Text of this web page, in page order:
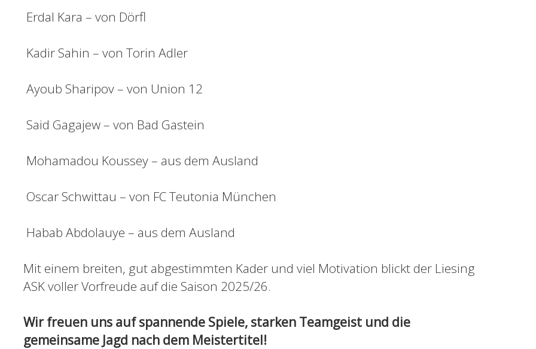
Erdal Kara – von Dörfl
Kadir Sahin – von Torin Adler
Ayoub Sharipov – von Union 12
Said Gagajew – von Bad Gastein
Mohamadou Koussey – aus dem Ausland
Oscar Schwittau – von FC Teutonia München
Habab Abdolauye – aus dem Ausland
Mit einem breiten, gut abgestimmten Kader und viel Motivation blickt der Liesing
ASK voller Vorfreude auf die Saison 2025/26.
Wir freuen uns auf spannende Spiele, starken Teamgeist und die
gemeinsame Jagd nach dem Meistertitel!